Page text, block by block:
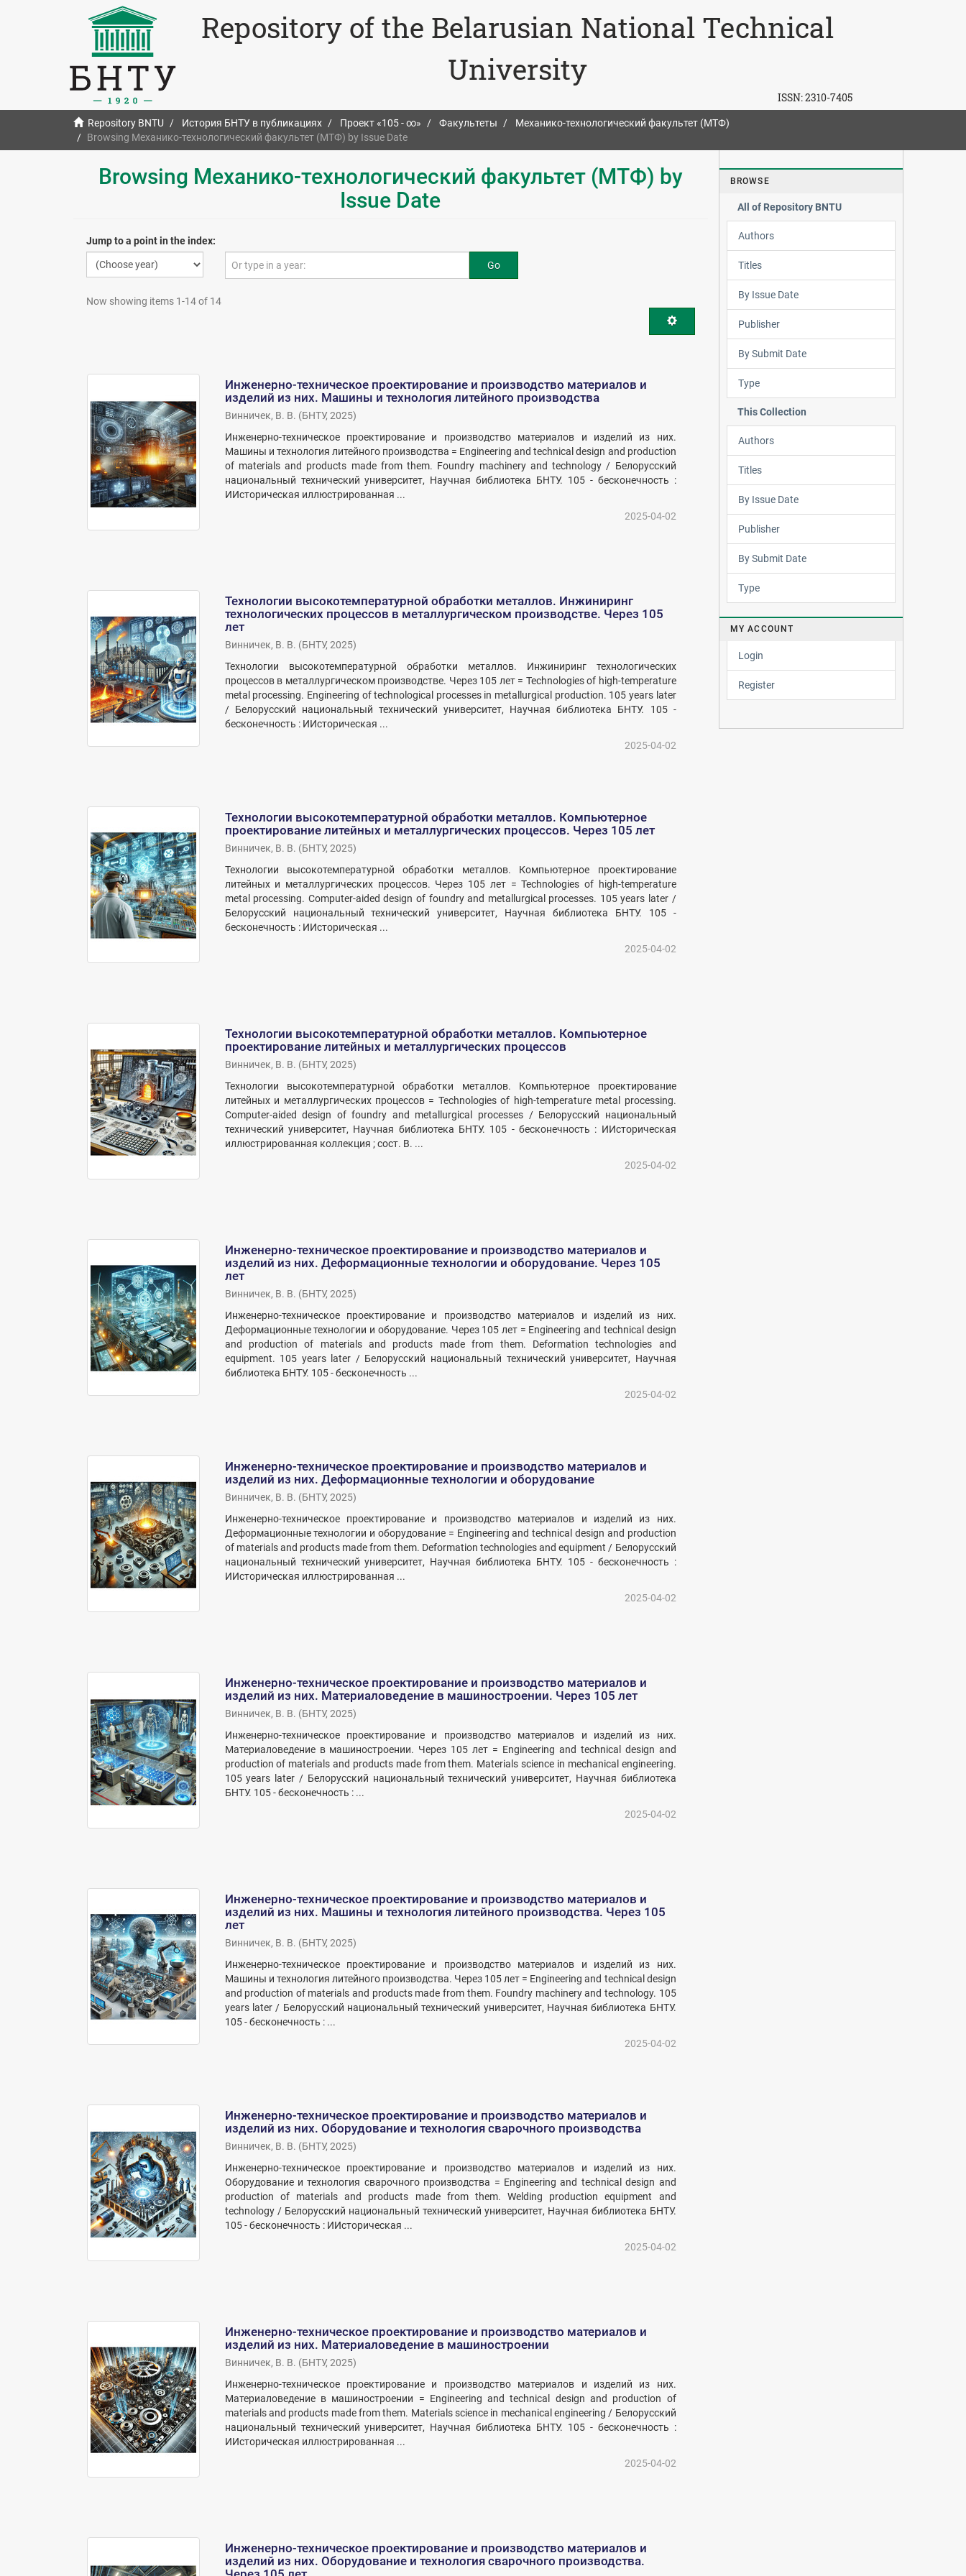
Repository of the Belarusian National Technical
University
ISSN:2310-7405
Repository BNTU История БНТУ в публикациях Проект «105 - ∞» Факультеты
Механико-технологический факультет (МТФ)
Browsing Механико-технологический факультет (МТФ) by Issue Date
Browsing Механико-технологический факультет (МТФ) by
Issue Date
Jump to a point in the index:
Go
Now showing items 1-14 of 14
Инженерно-техническое проектирование и производство материалов и
изделий из них. Машины и технология литейного производства
Винничек, В. В. (БНТУ, 2025)
Инженерно-техническое проектирование и производство материалов и изделий из них.
Машины и технология литейного производства = Engineering and technical design and production
of materials and products made from them. Foundry machinery and technology / Белорусский
национальный технический университет, Научная библиотека БНТУ. 105 - бесконечность :
ИИсторическая иллюстрированная ...
2025-04-02
Технологии высокотемпературной обработки металлов. Инжиниринг
технологических процессов в металлургическом производстве. Через 105
лет
Винничек, В. В. (БНТУ, 2025)
Технологии высокотемпературной обработки металлов. Инжиниринг технологических
процессов в металлургическом производстве. Через 105 лет = Technologies of high-temperature
metal processing. Engineering of technological processes in metallurgical production. 105 years later
/ Белорусский национальный технический университет, Научная библиотека БНТУ. 105 -
бесконечность : ИИсторическая ...
2025-04-02
Технологии высокотемпературной обработки металлов. Компьютерное
проектирование литейных и металлургических процессов. Через 105 лет
Винничек, В. В. (БНТУ, 2025)
Технологии высокотемпературной обработки металлов. Компьютерное проектирование
литейных и металлургических процессов. Через 105 лет = Technologies of high-temperature
metal processing. Computer-aided design of foundry and metallurgical processes. 105 years later /
Белорусский национальный технический университет, Научная библиотека БНТУ. 105 -
бесконечность : ИИсторическая ...
2025-04-02
Технологии высокотемпературной обработки металлов. Компьютерное
проектирование литейных и металлургических процессов
Винничек, В. В. (БНТУ, 2025)
Технологии высокотемпературной обработки металлов. Компьютерное проектирование
литейных и металлургических процессов = Technologies of high-temperature metal processing.
Computer-aided design of foundry and metallurgical processes / Белорусский национальный
технический университет, Научная библиотека БНТУ. 105 - бесконечность : ИИсторическая
иллюстрированная коллекция ; сост. В. ...
2025-04-02
Инженерно-техническое проектирование и производство материалов и
изделий из них. Деформационные технологии и оборудование. Через 105
лет
Винничек, В. В. (БНТУ, 2025)
Инженерно-техническое проектирование и производство материалов и изделий из них.
Деформационные технологии и оборудование. Через 105 лет = Engineering and technical design
and production of materials and products made from them. Deformation technologies and
equipment. 105 years later / Белорусский национальный технический университет, Научная
библиотека БНТУ. 105 - бесконечность ...
2025-04-02
Инженерно-техническое проектирование и производство материалов и
изделий из них. Деформационные технологии и оборудование
Винничек, В. В. (БНТУ, 2025)
Инженерно-техническое проектирование и производство материалов и изделий из них.
Деформационные технологии и оборудование = Engineering and technical design and production
of materials and products made from them. Deformation technologies and equipment / Белорусский
национальный технический университет, Научная библиотека БНТУ. 105 - бесконечность :
ИИсторическая иллюстрированная ...
2025-04-02
Инженерно-техническое проектирование и производство материалов и
изделий из них. Материаловедение в машиностроении. Через 105 лет
Винничек, В. В. (БНТУ, 2025)
Инженерно-техническое проектирование и производство материалов и изделий из них.
Материаловедение в машиностроении. Через 105 лет = Engineering and technical design and
production of materials and products made from them. Materials science in mechanical engineering.
105 years later / Белорусский национальный технический университет, Научная библиотека
БНТУ. 105 - бесконечность : ...
2025-04-02
Инженерно-техническое проектирование и производство материалов и
изделий из них. Машины и технология литейного производства. Через 105
лет
Винничек, В. В. (БНТУ, 2025)
Инженерно-техническое проектирование и производство материалов и изделий из них.
Машины и технология литейного производства. Через 105 лет = Engineering and technical design
and production of materials and products made from them. Foundry machinery and technology. 105
years later / Белорусский национальный технический университет, Научная библиотека БНТУ.
105 - бесконечность : ...
2025-04-02
Инженерно-техническое проектирование и производство материалов и
изделий из них. Оборудование и технология сварочного производства
Винничек, В. В. (БНТУ, 2025)
Инженерно-техническое проектирование и производство материалов и изделий из них.
Оборудование и технология сварочного производства = Engineering and technical design and
production of materials and products made from them. Welding production equipment and
technology / Белорусский национальный технический университет, Научная библиотека БНТУ.
105 - бесконечность : ИИсторическая ...
2025-04-02
Инженерно-техническое проектирование и производство материалов и
изделий из них. Материаловедение в машиностроении
Винничек, В. В. (БНТУ, 2025)
Инженерно-техническое проектирование и производство материалов и изделий из них.
Материаловедение в машиностроении = Engineering and technical design and production of
materials and products made from them. Materials science in mechanical engineering / Белорусский
национальный технический университет, Научная библиотека БНТУ. 105 - бесконечность :
ИИсторическая иллюстрированная ...
2025-04-02
Инженерно-техническое проектирование и производство материалов и
изделий из них. Оборудование и технология сварочного производства.
BROWSE
All of Repository BNTU
Authors
Titles
By Issue Date
Publisher
By Submit Date
Type
This Collection
Authors
Titles
By Issue Date
Publisher
By Submit Date
Type
MY ACCOUNT
Login
Register